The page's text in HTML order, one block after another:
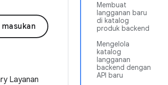
Membuat
langganan baru
di katalog
produk backend
Mengelola
katalog
langganan
backend dengan
API baru
Layanan